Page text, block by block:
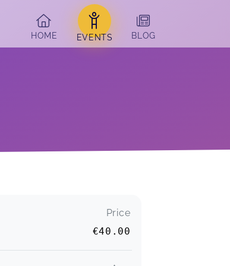
HOME
EVENTS BLOG
Price
€40.00